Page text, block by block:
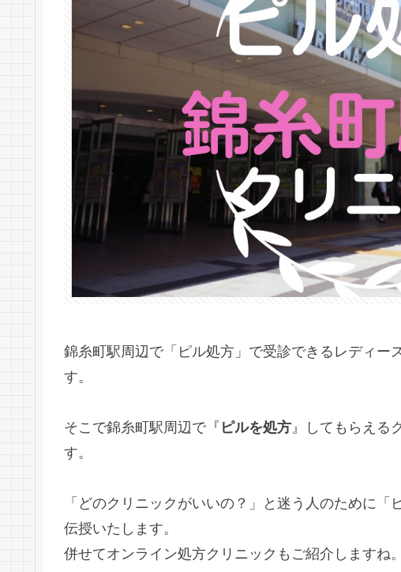
錦糸町駅周辺で「ピル処方」で受診できるレディー
す。
そこで錦糸町駅周辺で『 ピルを処方』してもらえる
す。
「どのクリニックがいいの？」と迷う人のために
伝授いたします。
併せてオンライン処方クリニックもご紹介しますね。